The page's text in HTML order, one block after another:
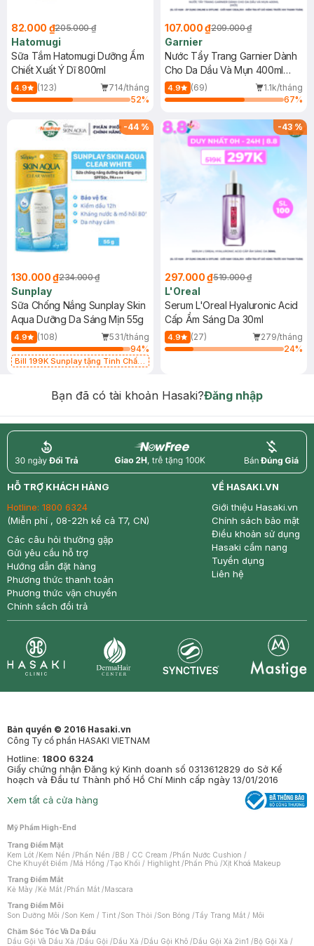
82.000 ₫205.000 ₫
Hatomugi
Sữa Tắm Hatomugi Dưỡng Ẩm
Chiết Xuất Ý Dĩ 800ml
4.9 (123)
714/tháng
52%
107.000 ₫209.000 ₫
Garnier
Nước Tẩy Trang Garnier Dành
Cho Da Dầu Và Mụn 400ml
(Mới)
4.9 (69)
1.1k/tháng
67%
-44 %
130.000 ₫234.000 ₫
Sunplay
Sữa Chống Nắng Sunplay Skin
Aqua Dưỡng Da Sáng Mịn 55g
4.9 (108)
531/tháng
94%
Bill 199K Sunplay tặng Tinh Chất
-43%
297.000 ₫519.000 ₫
L'Oreal
Serum L'Oreal Hyaluronic Acid
Cấp Ẩm Sáng Da 30ml
4.9 (27)
279/tháng
24%
Bạn đã có tài khoản Hasaki?Đăng nhập
return nowfree price
HỖ TRỢ KHÁCH HÀNG
Hotline: 1800 6324
(Miễn phí , 08-22h kể cả T7, CN)
Các câu hỏi thường gặp
Gửi yêu cầu hỗ trợ
Hướng dẫn đặt hàng
Phương thức thanh toán
Phương thức vận chuyển
Chính sách đổi trả
VỀ HASAKI.VN
Giới thiệu Hasaki.vn
Chính sách bảo mật
Điều khoản sử dụng
Hasaki cẩm nang
Tuyển dụng
Liên hệ
Bản quyền © 2016 Hasaki.vn
Công Ty cổ phần HASAKI VIETNAM
Hotline: 1800 6324
Giấy chứng nhận Đăng ký Kinh doanh số 0313612829 do Sở Kế
hoạch và Đầu tư Thành phố Hồ Chí Minh cấp ngày 13/01/2016
Xem tất cả cửa hàng
Mỹ Phẩm High-End
Trang Điểm Mặt
Kem Lót /Kem Nền /Phấn Nền /BB / CC Cream /Phấn Nước Cushion /
Che Khuyết Điểm /Má Hồng /Tạo Khối / Highlight /Phấn Phủ /Xịt Khoá Makeup
Trang Điểm Mắt
Kẻ Mày /Kẻ Mắt /Phấn Mắt /Mascara
Trang Điểm Môi
Son Dưỡng Môi /Son Kem / Tint /Son Thỏi /Son Bóng /Tẩy Trang Mắt / Môi
Chăm Sóc Tóc Và Da Đầu
Dầu Gội Và Dầu Xả /Dầu Gội /Dầu Xả /Dầu Gội Khô /Dầu Gội Xả 2in1 /Bộ Gội Xả /